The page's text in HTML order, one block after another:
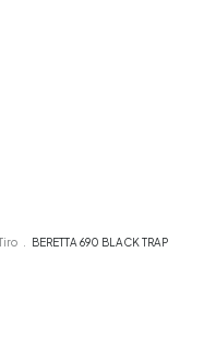
BERETTA 690 BLACK TRAP